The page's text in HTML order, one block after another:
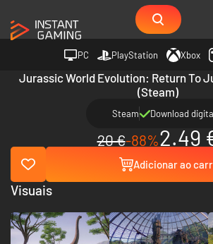
PC PlayStation Xbox
Jurassic World Evolution: Return To
(Steam)
Steam Download
20 €-88%2.49
Adicionar ao
Visuais